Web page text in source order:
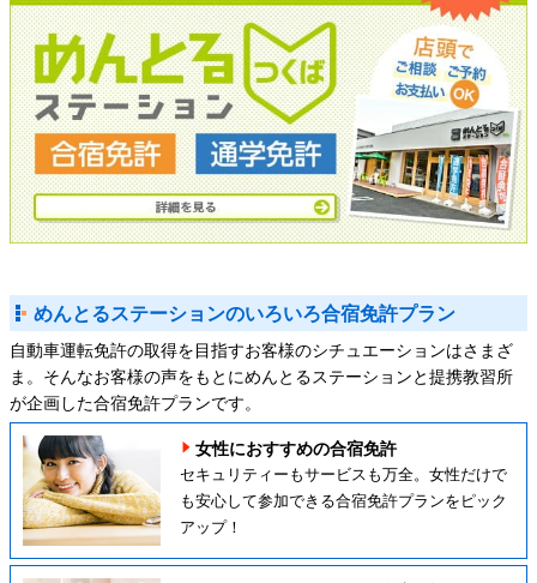
めんとるステーションのいろいろ合宿免許プラン
自動車運転免許の取得を目指すお客様のシチュエーションはさまざ
ま。そんなお客様の声をもとにめんとるステーションと提携教習所
が企画した合宿免許プランです。
女性におすすめの合宿免許
セキュリティーもサービスも万全。女性だけで
も安心して参加できる合宿免許プランをピック
アップ！